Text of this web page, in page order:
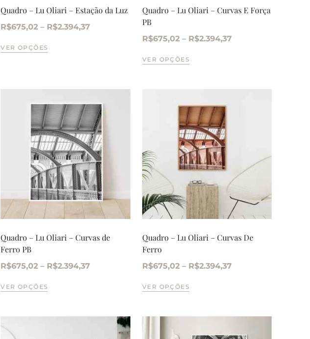
Quadro – Lu Oliari – Estação da Luz
R$675,02 – R$2.394,37
VER OPÇÕES
Quadro – Lu Oliari – Curvas E Força
PB
R$675,02 – R$2.394,37
VER OPÇÕES
Quadro – Lu Oliari – Curvas de
Ferro PB
R$675,02 – R$2.394,37
VER OPÇÕES
Quadro – Lu Oliari – Curvas De
Ferro
R$675,02 – R$2.394,37
VER OPÇÕES